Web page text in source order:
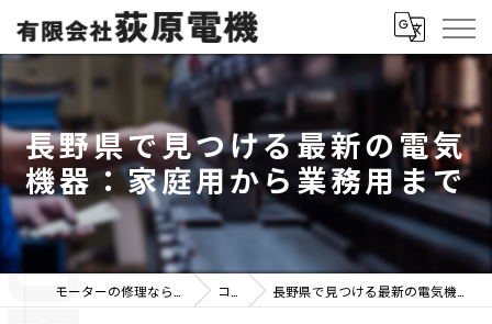
長野県で見つける最新の電気
機器：家庭用から業務用まで
コラム 長野県で見つける最新の電気機器：家庭用から業務用まで